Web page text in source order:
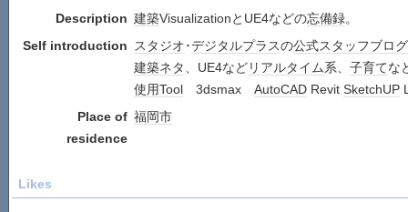
Description 建築VisualizationとUE4などの忘備録。
Self introduction スタジオ･デジタルプラスの公式スタッフブログ
建築ネタ、UE4などリアルタイム系、 子育てな
使用Tool 3dsmax AutoCAD Revit SketchUP
Place of
residence
福岡市
Likes